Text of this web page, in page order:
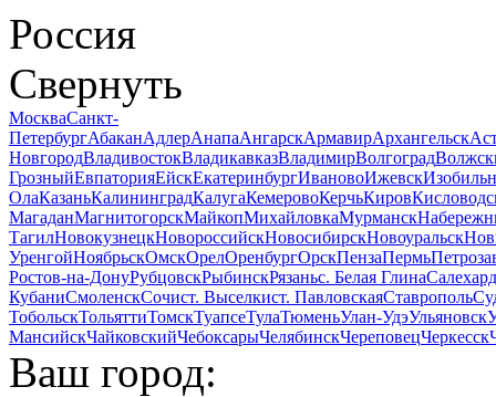
Россия
Свернуть
МоскваСанкт-
ПетербургАбаканАдлерАнапаАнгарскАрмавирАрхангельск
НовгородВладивостокВладикавказВладимирВолгоград
ГрозныйЕвпаторияЕйскЕкатеринбургИвановоИжевск
ОлаКазаньКалининградКалугаКемеровоКерчьКиров
МагаданМагнитогорскМайкопМихайловкаМурманск
ТагилНовокузнецкНовороссийскНовосибирскНовоуральск
УренгойНоябрьскОмскОрелОренбургОрскПензаПермь
Ростов-на-ДонуРубцовскРыбинскРязаньс. Белая ГлинаСалехард
КубаниСмоленскСочист. Выселкист. ПавловскаяСтаврополь
ТобольскТольяттиТомскТуапсеТулаТюменьУлан-УдэУльяновск
МансийскЧайковскийЧебоксарыЧелябинскЧереповецЧеркесск
Ваш город: